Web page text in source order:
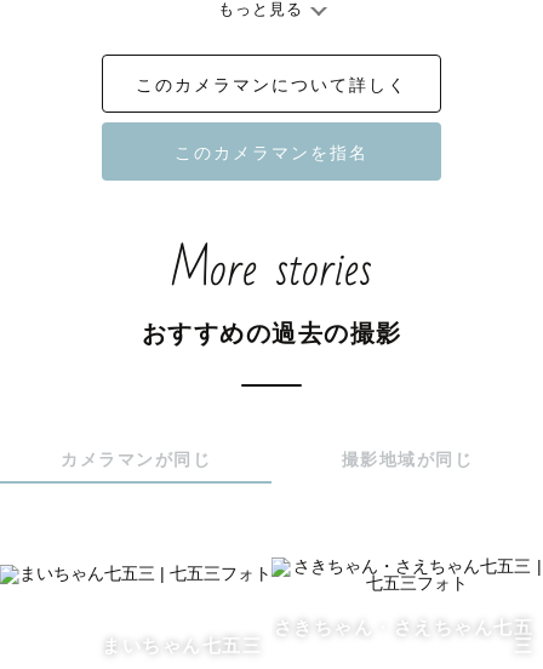
関西ラブグラファーの「あろ」です🌸
七五三やお宮参り、
お誕生日のなどの記念日も。
とびきりの笑顔と共に写真に残す
5年後、10年後、20年後…
「あの時楽しかったね！」と
未来の宝物をお届けします✨
もっと見る
このカメラマンについて詳しく
More stories
おすすめの過去の撮影
カメラマンが同じ 撮影地域が同じ
まいちゃん七五三
さきちゃん・さえちゃん七五
三